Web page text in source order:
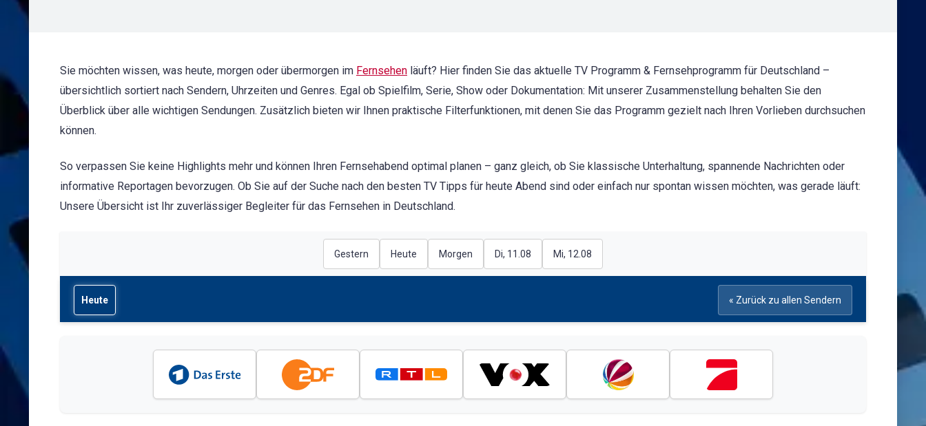
Sie möchten wissen, was heute, morgen oder übermorgen im Fernsehen läuft? Hier finden Sie das aktuelle TV Programm & Fernsehprogramm für Deutschland –
übersichtlich sortiert nach Sendern, Uhrzeiten und Genres. Egal ob Spielfilm, Serie, Show oder Dokumentation: Mit unserer Zusammenstellung behalten Sie den
Überblick über alle wichtigen Sendungen. Zusätzlich bieten wir Ihnen praktische Filterfunktionen, mit denen Sie das Programm gezielt nach Ihren Vorlieben durchsuchen
können.
So verpassen Sie keine Highlights mehr und können Ihren Fernsehabend optimal planen – ganz gleich, ob Sie klassische Unterhaltung, spannende Nachrichten oder
informative Reportagen bevorzugen. Ob Sie auf der Suche nach den besten TV Tipps für heute Abend sind oder einfach nur spontan wissen möchten, was gerade läuft:
Unsere Übersicht ist Ihr zuverlässiger Begleiter für das Fernsehen in Deutschland.
Gestern Heute Morgen Di, 11.08 Mi, 12.08
Heute « Zurück zu allen Sendern